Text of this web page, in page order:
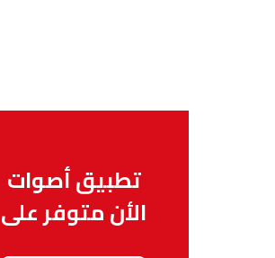
تطبيق أصوات
الأن متوفر على